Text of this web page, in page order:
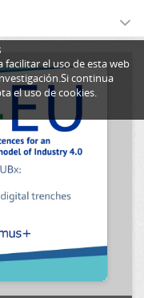
facilitar el uso de esta web
continua
el uso de cookies.